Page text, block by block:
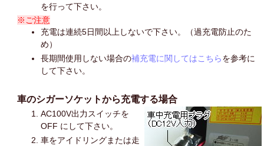
を行って下さい。
※ご注意
充電は連続5日間以上しないで下さい。（過充電防止のた
め）
長期間使用しない場合の補充電に関してはこちらを参考に
して下さい。
車のシガーソケットから充電する場合
AC100V出力スイッチを
OFF にして下さい。
車をアイドリングまたは走